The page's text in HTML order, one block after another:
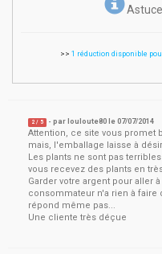
>> 1 réduction disponible
2 / 5 - par louloute80 le07/07/2014
Attention, ce site vous promet
mais, l'emballage laisse à
Les plants ne sont pas
vous recevez des plants en
Garder votre argent pour aller
consommateur n'a rien à
répond même pas...
Une cliente très déçue